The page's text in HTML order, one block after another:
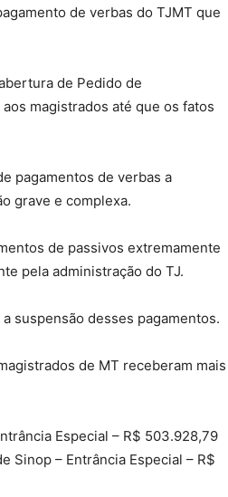
de verbas do TJMT que
de Pedido de
magistrados até que os fatos
pagamentos de verbas a
grave e complexa.
de passivos extremamente
pela administração do TJ.
suspensão desses pagamentos.
de MT receberam mais
Especial – R$ 503.928,79
Sinop – Entrância Especial – R$